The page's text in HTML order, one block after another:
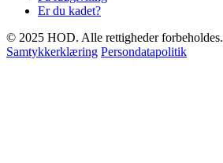
Er du kadet?
© 2025 HOD. Alle rettigheder forbeholdes.
Samtykkerklæring Persondatapolitik